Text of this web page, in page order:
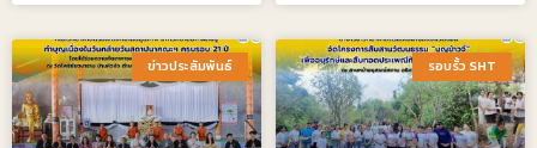
ข่าวประสัมพันธ์​ รอบรั้ว SHT​